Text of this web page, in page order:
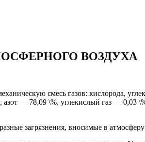
ВОЗДУХА
смесь газов: кислорода,
— 78,09 \%, углекислый газ — 0,03
загрязнения, вносимые в